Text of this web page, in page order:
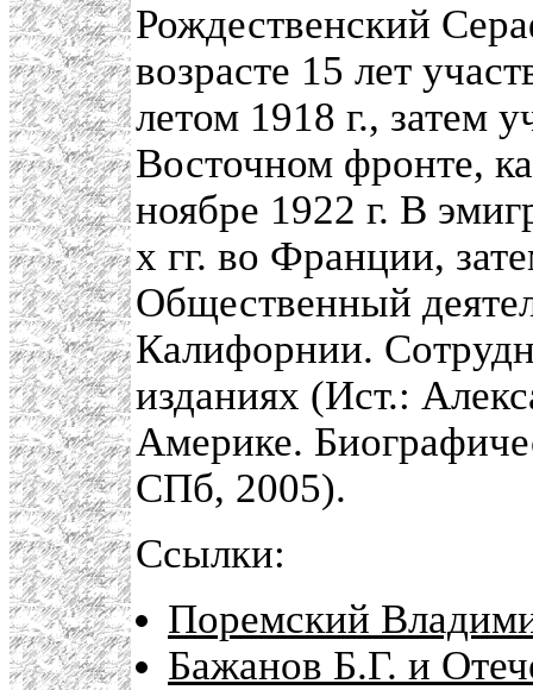
Рождественский
возрасте 15 лет
летом 1918 г., затем
Восточном фронте,
ноябре 1922 г. В
х гг. во Франции,
Общественный
Калифорнии.
изданиях (Ист.:
Америке.
СПб, 2005).
Ссылки:
Поремский
Бажанов Б.Г. и